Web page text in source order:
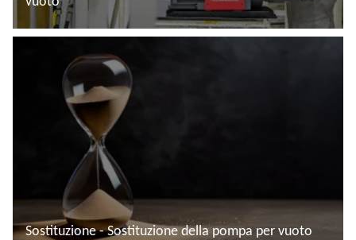
Sostituzione - Sostituzione della pompa per vuoto